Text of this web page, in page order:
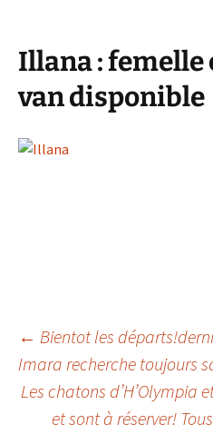
Illana :
van disponible
des
← Bientot les
Imara recherche toujours
Les chatons d’H’Olympia
et sont à réserver!